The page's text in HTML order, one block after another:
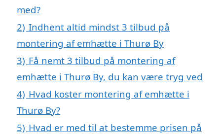
med?
2) Indhent altid mindst 3 tilbud på
montering af emhætte i Thurø By
3) Få nemt 3 tilbud på montering af
emhætte i Thurø By, du kan være tryg ved
4) Hvad koster montering af emhætte i
Thurø By?
5) Hvad er med til at bestemme prisen på